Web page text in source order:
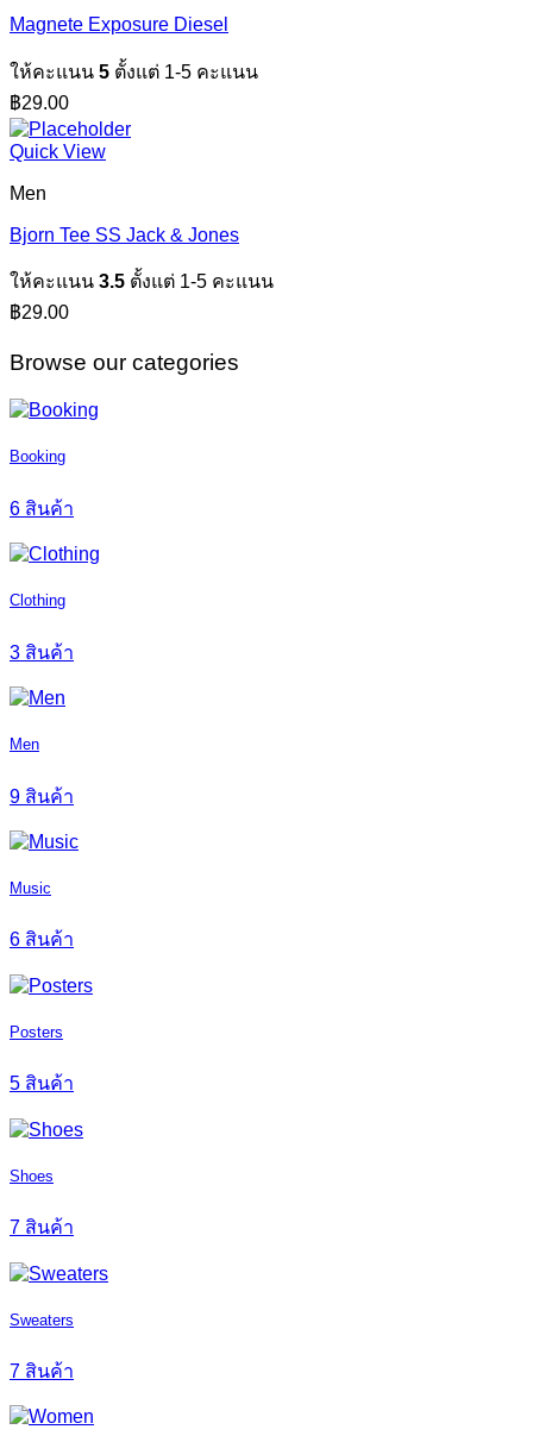
Magnete Exposure Diesel
ให้คะแนน 5 ตั้งแต่ 1-5 คะแนน
฿29.00
Quick View
Men
Bjorn Tee SS Jack & Jones
ให้คะแนน 3.5 ตั้งแต่ 1-5 คะแนน
฿29.00
Browse our categories
Booking
6 สินค้า
Clothing
3 สินค้า
Men
9 สินค้า
Music
6 สินค้า
Posters
5 สินค้า
Shoes
7 สินค้า
Sweaters
7 สินค้า